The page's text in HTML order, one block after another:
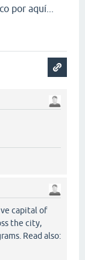
por aquí...
capital of
the city,
Read also: